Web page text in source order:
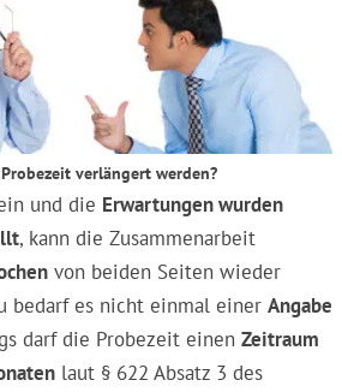
verlängert werden?
und die Erwartungen wurden
, kann die Zusammenarbeit
von beiden Seiten wieder
bedarf es nicht einmal einer Angabe
darf die Probezeit einen Zeitraum
laut § 622 Absatz 3 des